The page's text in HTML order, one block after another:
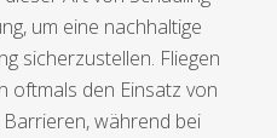
um eine nachhaltige
sicherzustellen. Fliegen
oftmals den Einsatz von
während bei